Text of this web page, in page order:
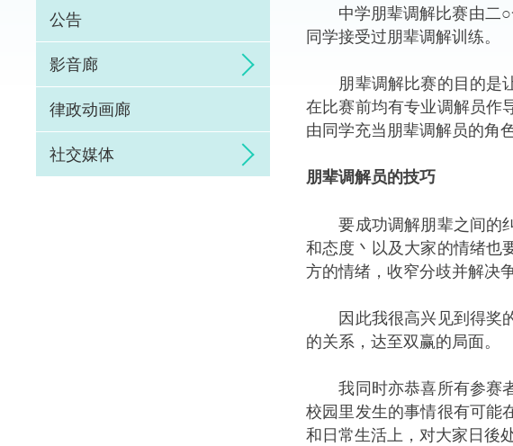
公告
影音廊
律政动画廊
社交媒体
中学朋辈调解比赛由二○
同学接受过朋辈调解训练。
朋辈调解比赛的目的是让
在比赛前均有专业调解员作
由同学充当朋辈调解员的角
朋辈调解员的技巧
要成功调解朋辈之间的纠
和态度丶以及大家的情绪也
方的情绪，收窄分歧并解决
因此我很高兴见到得奖的
的关系，达至双赢的局面。
我同时亦恭喜所有参赛者
校园里发生的事情很有可能
和日常生活上，对大家日後